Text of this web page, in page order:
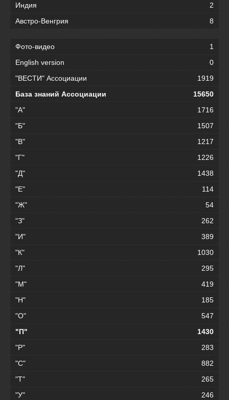
Индия
2
Австро-Венгрия
8
Фото-видео
1
English version
0
"ВЕСТИ" Ассоциации
1919
База знаний Ассоциации
15650
"А"
1716
"Б"
1507
"В"
1217
"Г"
1226
"Д"
1438
"Е"
114
"Ж"
54
"З"
262
"И"
389
"К"
1030
"Л"
295
"М"
419
"Н"
185
"О"
547
"П"
1430
"Р"
283
"С"
882
"Т"
265
"У"
246